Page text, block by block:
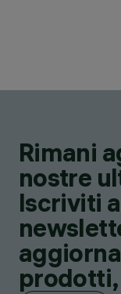
Rimani
nostre
Iscriviti